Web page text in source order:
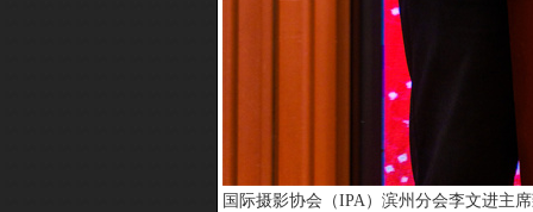
国际摄影协会（IPA）滨州分会李文进主